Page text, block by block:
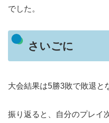
でした。
さいごに
大会結果は5勝3敗で敗退と
振り返ると、自分のプレイ